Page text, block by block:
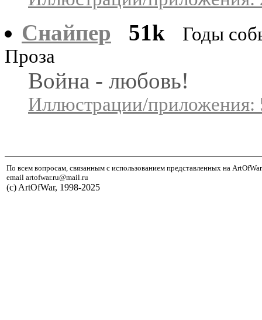
Снайпер 51k
Годы
Проза
Война - любовь!
Иллюстрации/приложения:
По всем вопросам, связанным с использованием представленных на
email artofwar.ru@mail.ru
(с) ArtOfWar, 1998-2025